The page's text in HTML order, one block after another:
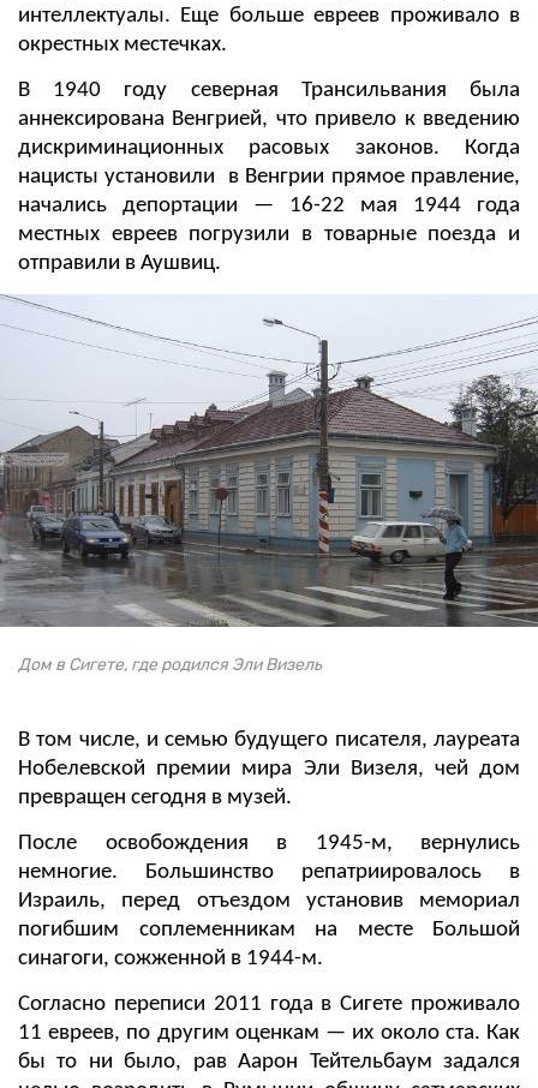
интеллектуалы. Еще больше евреев проживало в
окрестных местечках.
В 1940 году северная Трансильвания была
аннексирована Венгрией, что привело к введению
дискриминационных расовых законов. Когда
нацисты установили в Венгрии прямое правление,
начались депортации — 16-22 мая 1944 года
местных евреев погрузили в товарные поезда и
отправили в Аушвиц.
Дом в Сигете, где родился Эли Визель
В том числе, и семью будущего писателя, лауреата
Нобелевской премии мира Эли Визеля, чей дом
превращен сегодня в музей.
После освобождения в 1945-м, вернулись
немногие. Большинство репатриировалось в
Израиль, перед отъездом установив мемориал
погибшим соплеменникам на месте Большой
синагоги, сожженной в 1944-м.
Согласно переписи 2011 года в Сигете проживало
11 евреев, по другим оценкам — их около ста. Как
бы то ни было, рав Аарон Тейтельбаум задался